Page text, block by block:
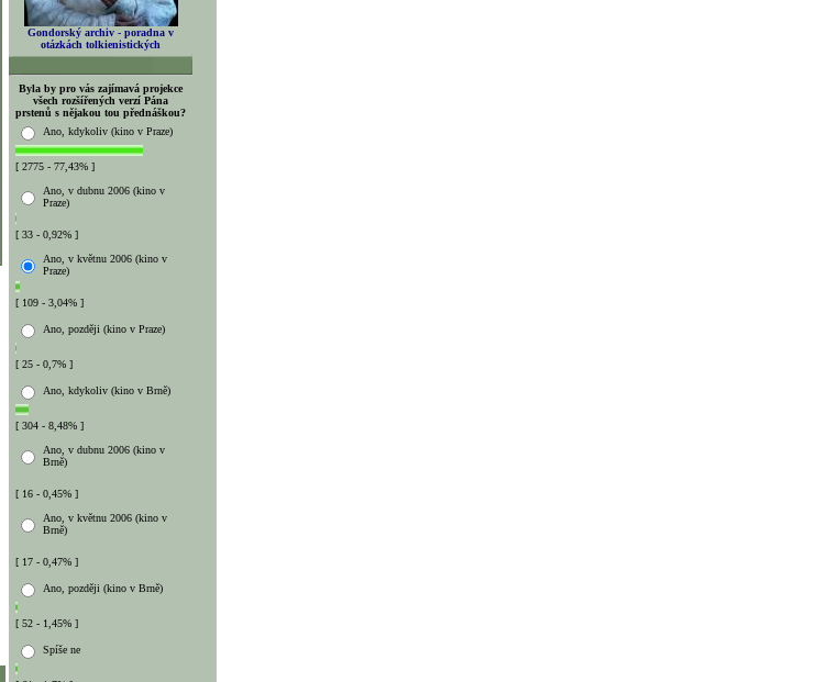
Gondorský archiv - poradna v
otázkách tolkienistických
Byla by pro vás zajímavá projekce
všech rozšířených verzí Pána
prstenů s nějakou tou přednáškou?
Ano, kdykoliv (kino v Praze)
[ 2775 - 77,43% ]
Ano, v dubnu 2006 (kino v
Praze)
[ 33 - 0,92% ]
Ano, v květnu 2006 (kino v
Praze)
[ 109 - 3,04% ]
Ano, později (kino v Praze)
[ 25 - 0,7% ]
Ano, kdykoliv (kino v Brně)
[ 304 - 8,48% ]
Ano, v dubnu 2006 (kino v
Brně)
[ 16 - 0,45% ]
Ano, v květnu 2006 (kino v
Brně)
[ 17 - 0,47% ]
Ano, později (kino v Brně)
[ 52 - 1,45% ]
Spíše ne